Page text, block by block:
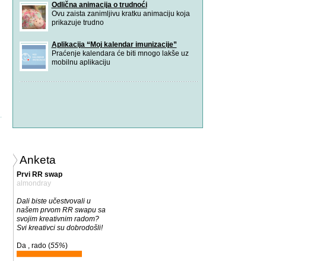
Odlična animacija o trudnoći
Ovu zaista zanimljivu kratku animaciju koja
prikazuje trudno
Aplikacija “Moj kalendar imunizacije”
Praćenje kalendara će biti mnogo lakše uz
mobilnu aplikaciju
Anketa
Prvi RR swap
almondray
Dali biste učestvovali u
našem prvom RR swapu sa
svojim kreativnim radom?
Svi kreativci su dobrodošli!
Da , rado (55%)